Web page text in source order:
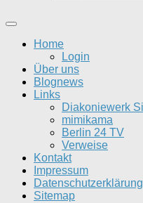
Home
Login
Über uns
Blognews
Links
Diakoniewerk
mimikama
Berlin 24 TV
Verweise
Kontakt
Impressum
Datenschutzerklärung
Sitemap